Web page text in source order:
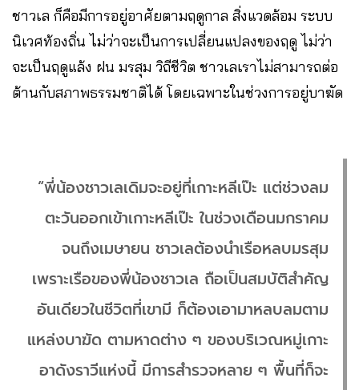
ชาวเล ก็คือมีการอยู่อาศัยตามฤดูกาล สิ่งแวดล้อม ระบบ
นิเวศท้องถิ่น ไม่ว่าจะเป็นการเปลี่ยนแปลงของฤดู ไม่ว่า
จะเป็นฤดูแล้ง ฝน มรสุม วิถีชีวิต ชาวเลเราไม่สามารถต่อ
ต้านกับสภาพธรรมชาติได้ โดยเฉพาะในช่วงการอยู่บาฆัด
“พี่น้องชาวเลเดิมจะอยู่ที่เกาะหลีเป๊ะ แต่ช่วงลม
ตะวันออกเข้าเกาะหลีเป๊ะ ในช่วงเดือนมกราคม
จนถึงเมษายน ชาวเลต้องนำเรือหลบมรสุม
เพราะเรือของพี่น้องชาวเล ถือเป็นสมบัติสำคัญ
อันเดียวในชีวิตที่เขามี ก็ต้องเอามาหลบลมตาม
แหล่งบาฆัด ตามหาดต่าง ๆ ของบริเวณหมู่เกาะ
อาดังราวีแห่งนี้ มีการสำรวจหลาย ๆ พื้นที่ก็จะ